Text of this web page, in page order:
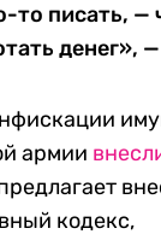
то писать, —
денег»,
армии
кодекс,